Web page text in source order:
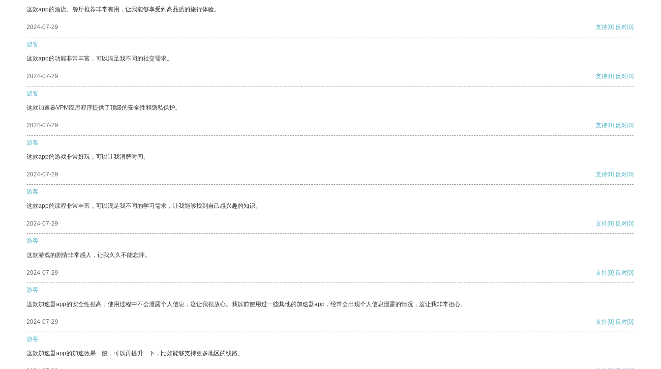
这款app的酒店、餐厅推荐非常有用，让我能够享受到高品质的旅行体验。
2024-07-29 支持[0] 反对[0]
游客
这款app的功能非常丰富，可以满足我不同的社交需求。
2024-07-29 支持[0] 反对[0]
游客
这款加速器VPM应用程序提供了顶级的安全性和隐私保护。
2024-07-29 支持[0] 反对[0]
游客
这款app的游戏非常好玩，可以让我消磨时间。
2024-07-29 支持[0] 反对[0]
游客
这款app的课程非常丰富，可以满足我不同的学习需求，让我能够找到自己感兴趣的知识。
2024-07-29 支持[0] 反对[0]
游客
这款游戏的剧情非常感人，让我久久不能忘怀。
2024-07-29 支持[0] 反对[0]
游客
这款加速器app的安全性很高，使用过程中不会泄露个人信息，这让我很放心。我以前使用过一些其他的加速器app，经常会出现个人信息泄露的情况，这让我非常担心。
2024-07-29 支持[0] 反对[0]
游客
这款加速器app的加速效果一般，可以再提升一下，比如能够支持更多地区的线路。